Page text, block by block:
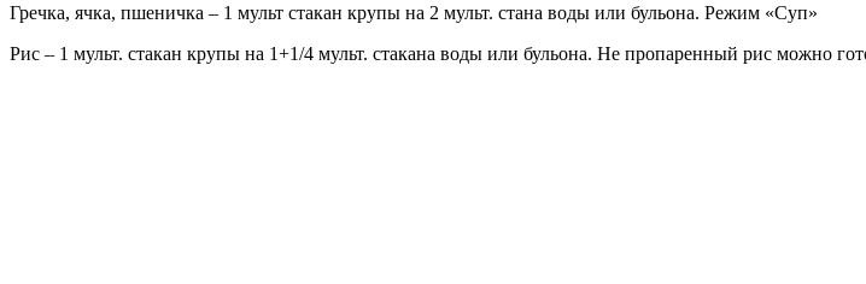
Гречка, ячка, пшеничка – 1 мульт стакан крупы на 2 мульт. стана воды или бульона. Режим «Суп»
Рис – 1 мульт. стакан крупы на 1+1/4 мульт. стакана воды или бульона. Не пропаренный рис можно